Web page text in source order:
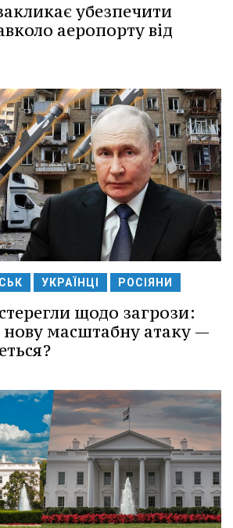
убезпечити
аеропорту від
УКРАЇНЦІ РОСІЯНИ
щодо загрози:
нову масштабну атаку —